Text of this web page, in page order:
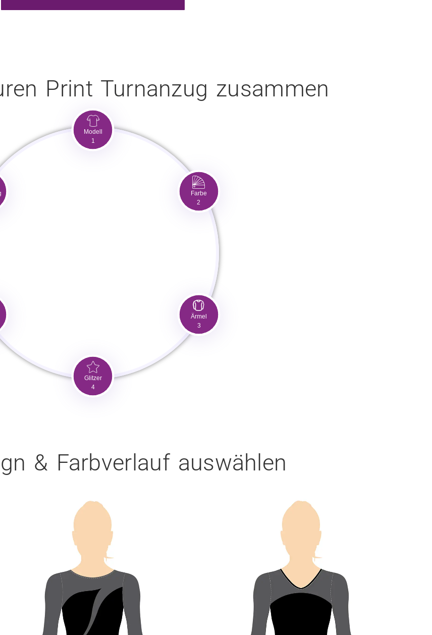
Print Turnanzug zusammen
Modell
1
Farbe
2
Ärmel
3
Glitzer
4
& Farbverlauf auswählen